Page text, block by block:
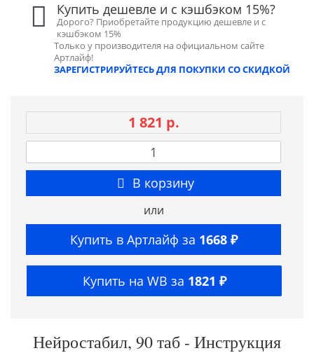
Купить дешевле и с кэшбэком 15%?
Дорого? Приобретайте продукцию дешевле и с
кэшбэком 15%
Только у производителя на официальном сайте
Артлайф!
ЗАРЕГИСТРИРУЙТЕСЬ ДЛЯ ПОКУПКИ СО СКИДКОЙ
1 821 р.
В корзину
или
Купить в Артлайф за 1668 ₽
Купить на WB за 1821 ₽
Нейростабил, 90 таб - Инструкция